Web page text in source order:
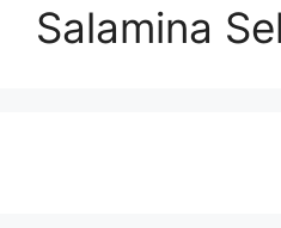
Salamina